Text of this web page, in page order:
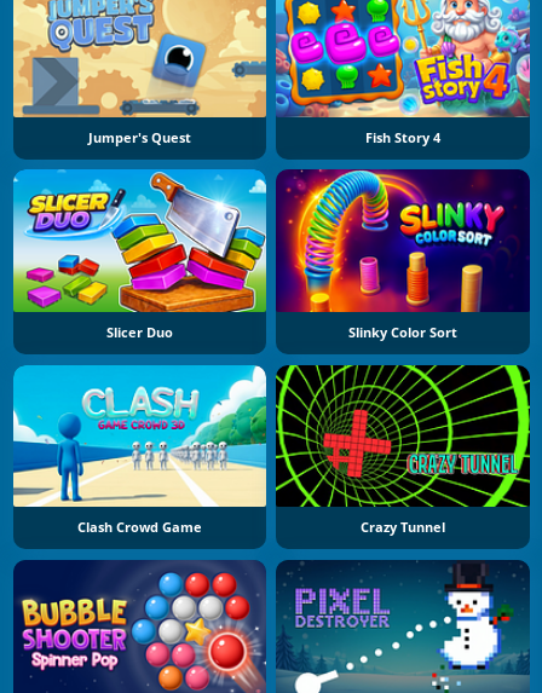
Jumper's Quest Fish Story 4
Slicer Duo Slinky Color Sort
Clash Crowd Game Crazy Tunnel